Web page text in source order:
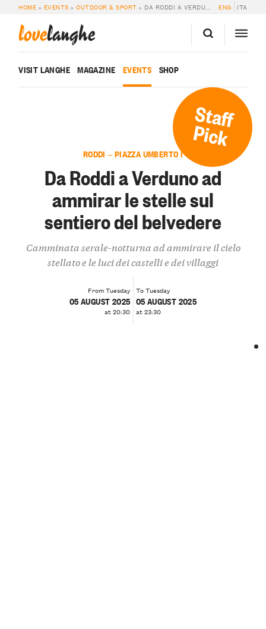
HOME » EVENTS »OUTDOOR & SPORT » DA RODDI A VERDUNO AD AMMIRAR LE STELLE SUL SENTIERO DEL BELVEDERE ENG ITA
lovelanghe
VISIT LANGHE MAGAZINE EVENTS SHOP
Staff
Pick
RODDI — PIAZZA UMBERTO I
Da Roddi a Verduno ad
ammirar le stelle sul
sentiero del belvedere
Camminata serale-notturna ad ammirare il cielo
stellato e le luci dei castelli e dei villaggi
From Tuesday
05 AUGUST 2025
at 20:30
To Tuesday
05 AUGUST 2025
at 23:30